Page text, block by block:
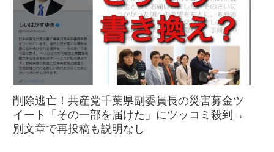
削除逃亡！共産党千葉県副委員長の災害募金ツ
イート「その一部を届けた」にツッコミ殺到→
別文章で再投稿も説明なし